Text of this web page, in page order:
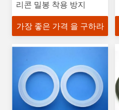
리콘 밀봉 착용 방지
가장 좋은 가격 을 구하라